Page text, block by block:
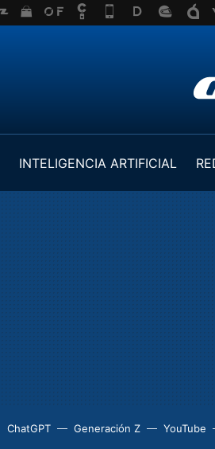
INTELIGENCIA ARTIFICIAL
ChatGPT Generación Z YouTube